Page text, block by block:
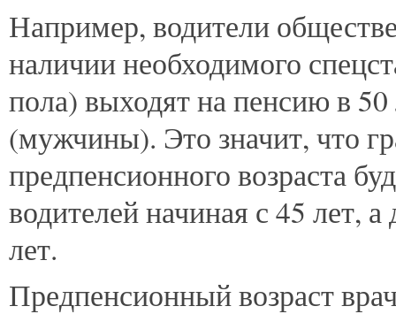
Например, водители
наличии необходимого
пола) выходят на пенсию в
(мужчины). Это значит, что
предпенсионного возраста
водителей начиная с 45 лет,
лет.
Предпенсионный возраст